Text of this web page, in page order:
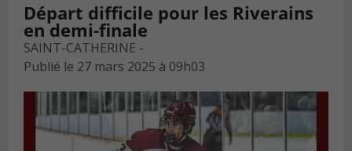
Départ difficile pour les Riverains
en demi-finale
SAINT-CATHERINE -
Publié le 27 mars 2025 à 09h03